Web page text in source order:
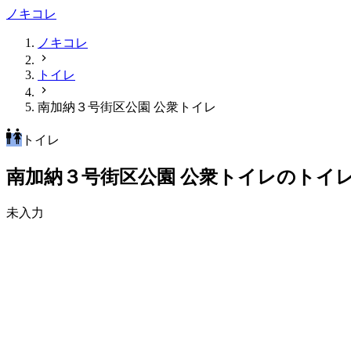
ノキコレ
ノキコレ
トイレ
南加納３号街区公園 公衆トイレ
トイレ
南加納３号街区公園 公衆トイレのトイ
未入力